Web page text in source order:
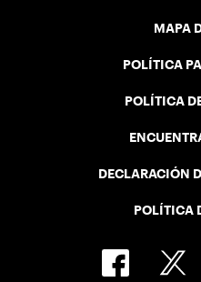
MAPA
POLÍTICA
POLÍTICA
DECLARACIÓN
POLÍTICA